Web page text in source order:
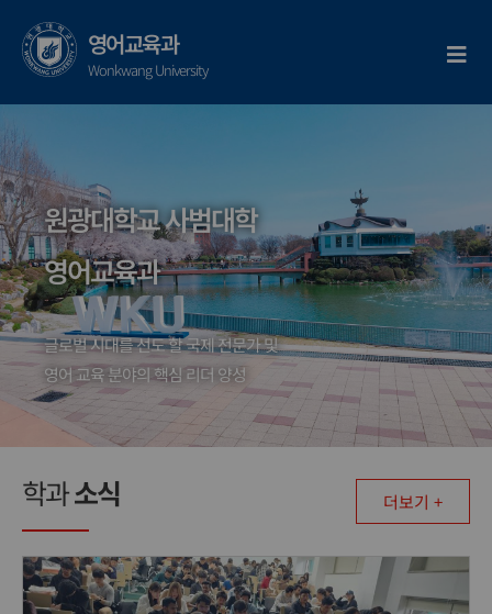
건
뛰
기
영어교육과
Wonkwang University
원광대학교 사범대학
영어교육과
글로벌 시대를 선도 할 국제 전문가 및
영어 교육 분야의 핵심 리더 양성
학과소식 더보기 +